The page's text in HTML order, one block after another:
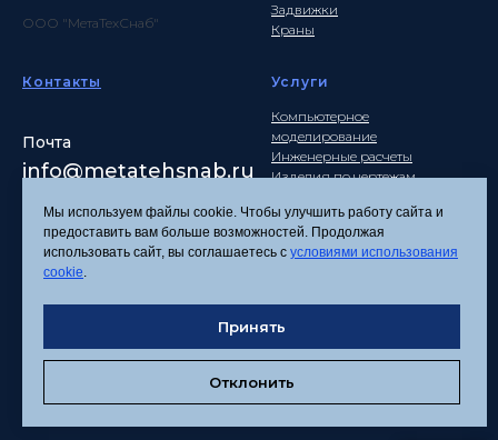
ООО "МетаТехСнаб"
Задвижки
Краны
Контакты
Почта
info@metatehsnab.ru
Услуги
Компьютерное
моделирование
Инженерные расчеты
Изделия по чертежам
Политика
Согласие на обработку
персональных данных
Соглашение об
Мы используем файлы cookie. Чтобы улучшить работу сайта и
предоставить вам больше возможностей. Продолжая
использовать сайт, вы соглашаетесь с условиями использования
cookie.
Принять
Отклонить